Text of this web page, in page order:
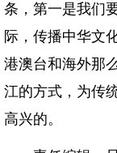
条，第一是我们
际，传播中华文
港澳台和海外那
江的方式，为传
高兴的。